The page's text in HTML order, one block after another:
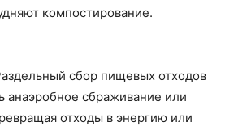
компостирование.
сбор пищевых отходов
анаэробное сбраживание или
отходы в энергию или